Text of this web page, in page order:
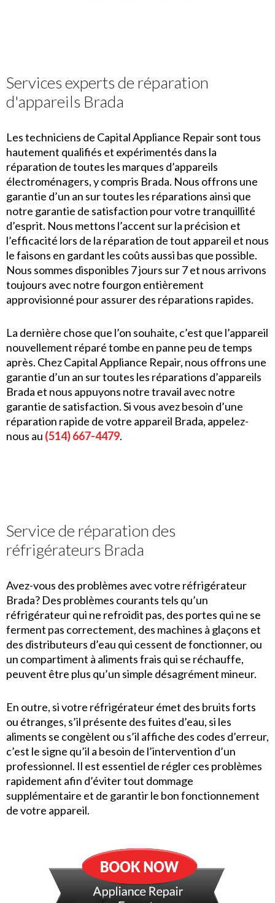
Services experts de réparation
d'appareils Brada
Les techniciens de Capital Appliance Repair sont tous
hautement qualifiés et expérimentés dans la
réparation de toutes les marques d’appareils
électroménagers, y compris Brada. Nous offrons une
garantie d’un an sur toutes les réparations ainsi que
notre garantie de satisfaction pour votre tranquillité
d’esprit. Nous mettons l’accent sur la précision et
l’efficacité lors de la réparation de tout appareil et nous
le faisons en gardant les coûts aussi bas que possible.
Nous sommes disponibles 7 jours sur 7 et nous arrivons
toujours avec notre fourgon entièrement
approvisionné pour assurer des réparations rapides.
La dernière chose que l’on souhaite, c’est que l’appareil
nouvellement réparé tombe en panne peu de temps
après. Chez Capital Appliance Repair, nous offrons une
garantie d’un an sur toutes les réparations d’appareils
Brada et nous appuyons notre travail avec notre
garantie de satisfaction. Si vous avez besoin d’une
réparation rapide de votre appareil Brada, appelez-
nous au (514) 667-4479.
Service de réparation des
réfrigérateurs Brada
Avez-vous des problèmes avec votre réfrigérateur
Brada? Des problèmes courants tels qu’un
réfrigérateur qui ne refroidit pas, des portes qui ne se
ferment pas correctement, des machines à glaçons et
des distributeurs d’eau qui cessent de fonctionner, ou
un compartiment à aliments frais qui se réchauffe,
peuvent être plus qu’un simple désagrément mineur.
En outre, si votre réfrigérateur émet des bruits forts
ou étranges, s’il présente des fuites d’eau, si les
aliments se congèlent ou s’il affiche des codes d’erreur,
c’est le signe qu’il a besoin de l’intervention d’un
professionnel. Il est essentiel de régler ces problèmes
rapidement afin d’éviter tout dommage
supplémentaire et de garantir le bon fonctionnement
de votre appareil.